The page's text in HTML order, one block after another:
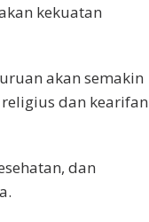
kekuatan
akan semakin
dan kearifan
dan